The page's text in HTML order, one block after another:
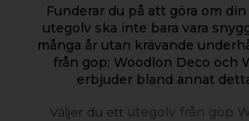
Funderar du på att göra om
utegolv ska inte bara vara
många år utan krävande
från gop; Woodlon Deco och
erbjuder bland annat
Väljer du ett utegolv från gop